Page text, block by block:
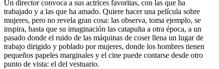
Un director convoca a sus actrices favoritas, con las que ha
trabajado y a las que ha amado. Quiere hacer una película sobre
mujeres, pero no revela gran cosa: las observa, toma ejemplo, se
inspira, hasta que su imaginación las catapulta a otra época, a un
pasado donde el ruido de las máquinas de coser llena un lugar de
trabajo dirigido y poblado por mujeres, donde los hombres tienen
pequeños papeles marginales y el cine puede contarse desde otro
punto de vista: el del vestuario.